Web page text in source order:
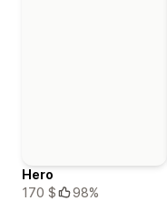
Hero
170 $
98%